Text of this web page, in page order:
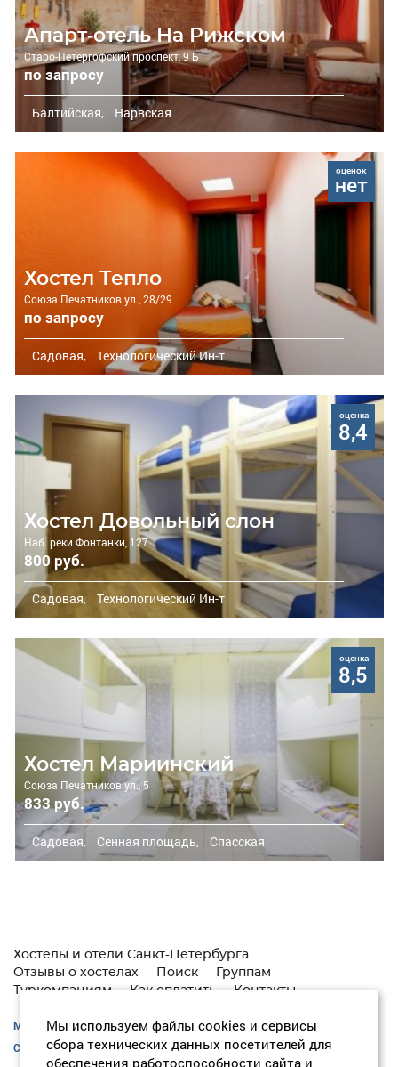
Апарт-отель На Рижском
Старо-Петергофский проспект, 9 Б
по запросу
Балтийская, Нарвская
оценок
нет
Хостел Тепло
Союза Печатников ул., 28/29
по запросу
Садовая, Технологический Ин-т
оценка
8,4
Хостел Довольный слон
Наб. реки Фонтанки, 127
800 руб.
Садовая, Технологический Ин-т
оценка
8,5
Хостел Мариинский
Союза Печатников ул., 5
833 руб.
Садовая, Сенная площадь, Спасская
Москва:+7 (495) 646-74-40
Санкт-Петербург:+7 (812) 418-22-18
Мы используем файлы cookies и сервисы
сбора технических данных посетителей для
обеспечения работоспособности сайта и
Хостелы и отели Санкт-Петербурга
Отзывы о хостелах
Поиск
Группам
Туркомпаниям
Как оплатить Контакты